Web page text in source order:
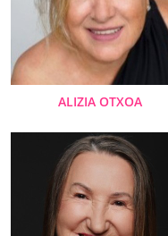
ALIZIA OTXOA